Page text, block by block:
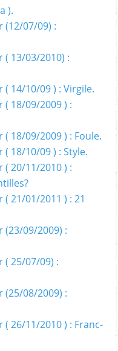
).
(12/07/09) :
( 13/03/2010) :
( 14/10/09 ) : Virgile.
( 18/09/2009 ) :
18/09/2009 ) : Foule.
( 18/10/09 ) : Style.
( 20/11/2010 ) :
21/01/2011 ) : 21
(23/09/2009) :
( 25/07/09) :
(25/08/2009) :
( 26/11/2010 ) : Franc-